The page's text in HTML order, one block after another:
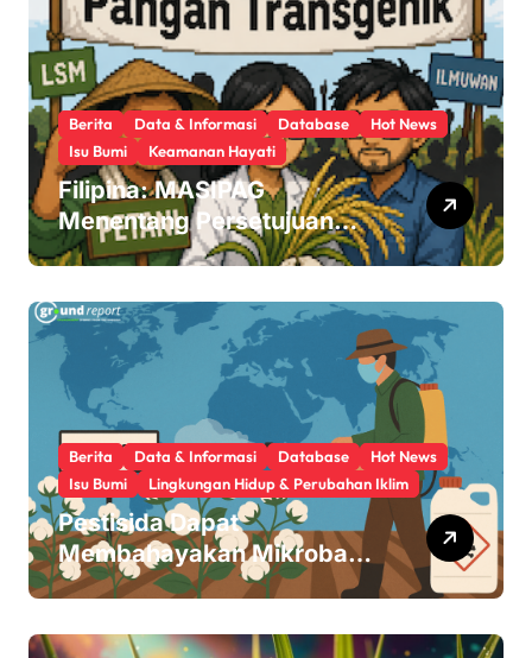
Berita Data & Informasi Database
Hot News
Isu Bumi
Keamanan Hayati
Filipina: MASIPAG
Menentang Persetujuan
Beras Transgenik
Berita Data & Informasi Database
Hot News
Isu Bumi
Lingkungan Hidup & Perubahan Iklim
Pestisida Dapat
Membahayakan Mikroba
Usus Kita